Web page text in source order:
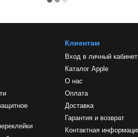
Клиентам
Вход в личный кабинет
Каталог Apple
О нас
Оплата
Доставка
Гарантия и возврат
Контактная